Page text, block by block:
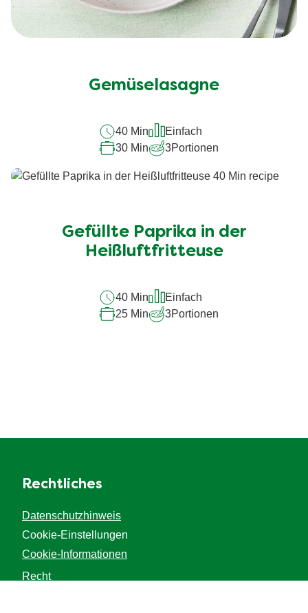
Gemüselasagne
40 Min
Einfach
30 Min
3Portionen
Gefüllte Paprika in der
Heißluftfritteuse
40 Min
Einfach
25 Min
3Portionen
Rechtliches
Datenschutzhinweis
Cookie-Einstellungen
Cookie-Informationen
Recht